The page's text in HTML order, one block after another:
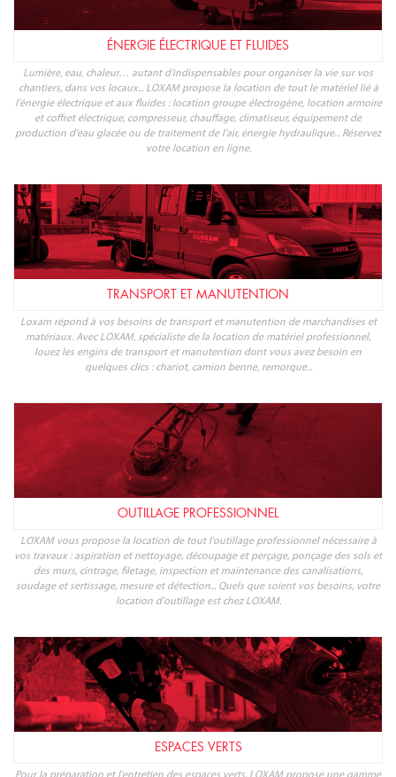
ÉNERGIE ÉLECTRIQUE ET FLUIDES
Lumière, eau, chaleur… autant d'indispensables pour organiser la vie sur vos
chantiers, dans vos locaux... LOXAM propose la location de tout le matériel lié à
l'énergie électrique et aux fluides : location groupe électrogène, location armoire
et coffret électrique, compresseur, chauffage, climatiseur, équipement de
production d'eau glacée ou de traitement de l'air, énergie hydraulique... Réservez
votre location en ligne.
TRANSPORT ET MANUTENTION
Loxam répond à vos besoins de transport et manutention de marchandises et
matériaux. Avec LOXAM, spécialiste de la location de matériel professionnel,
louez les engins de transport et manutention dont vous avez besoin en
quelques clics : chariot, camion benne, remorque...
OUTILLAGE PROFESSIONNEL
LOXAM vous propose la location de tout l'outillage professionnel nécessaire à
vos travaux : aspiration et nettoyage, découpage et perçage, ponçage des sols et
des murs, cintrage, filetage, inspection et maintenance des canalisations,
soudage et sertissage, mesure et détection... Quels que soient vos besoins, votre
location d'outillage est chez LOXAM.
ESPACES VERTS